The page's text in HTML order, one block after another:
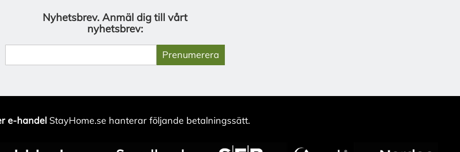
Nyhetsbrev. Anmäl dig till vårt
nyhetsbrev:
Prenumerera
e-handelStayHome.se hanterar följande betalningssätt.